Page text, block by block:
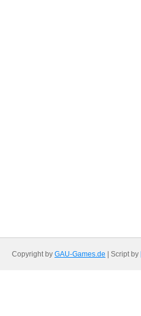
Copyright by GAU-Games.de | Script by